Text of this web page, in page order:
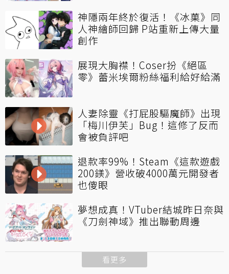
神隱兩年終於復活！《冰菓》同
人神繪師回歸 P站重新上傳大量
創作
展現大胸襟！Coser扮《絕區
零》蕾米埃爾粉絲福利給好給滿
人妻除靈《打屁股驅魔師》出現
「梅川伊芙」Bug！這修了反而
會被負評吧
退款率99%！Steam《這款遊戲
200鎂》營收破4000萬元開發者
也傻眼
夢想成真！VTuber結城昨日奈與
《刀劍神域》推出聯動周邊
看更多